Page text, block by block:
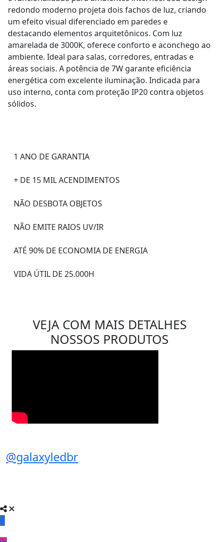
redondo moderno projeta dois fachos de luz, criando
um efeito visual diferenciado em paredes e
destacando elementos arquitetônicos. Com luz
amarelada de 3000K, oferece conforto e aconchego ao
ambiente. Ideal para salas, corredores, entradas e
áreas sociais. A potência de 7W garante eficiência
energética com excelente iluminação. Indicada para
uso interno, conta com proteção IP20 contra objetos
sólidos.
1 ANO DE GARANTIA
+ DE 15 MIL ACENDIMENTOS
NÃO DESBOTA OBJETOS
NÃO EMITE RAIOS UV/IR
ATÉ 90% DE ECONOMIA DE ENERGIA
VIDA ÚTIL DE 25.000H
VEJA COM MAIS DETALHES
NOSSOS PRODUTOS
@galaxyledbr